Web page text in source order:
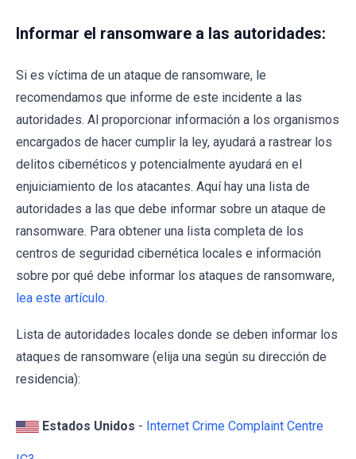
Informar el ransomware a las autoridades:
Si es víctima de un ataque de ransomware, le
recomendamos que informe de este incidente a las
autoridades. Al proporcionar información a los organismos
encargados de hacer cumplir la ley, ayudará a rastrear los
delitos cibernéticos y potencialmente ayudará en el
enjuiciamiento de los atacantes. Aquí hay una lista de
autoridades a las que debe informar sobre un ataque de
ransomware. Para obtener una lista completa de los
centros de seguridad cibernética locales e información
sobre por qué debe informar los ataques de ransomware,
lea este artículo.
Lista de autoridades locales donde se deben informar los
ataques de ransomware (elija una según su dirección de
residencia):
Estados Unidos - Internet Crime Complaint Centre